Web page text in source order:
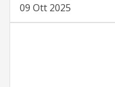
09 Ott 2025